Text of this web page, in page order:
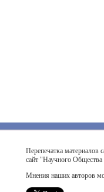
Перепечатка материалов
сайт "Научного
Мнения наших авторов